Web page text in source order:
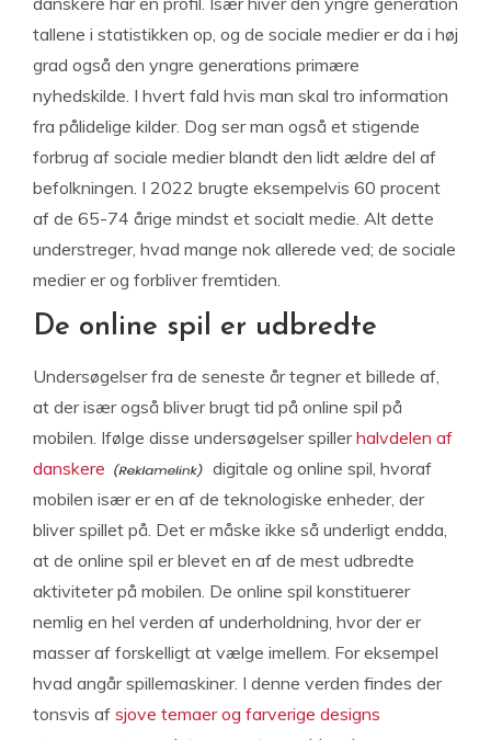
tallene i statistikken op, og de sociale medier er da i høj
grad også den yngre generations primære
nyhedskilde. I hvert fald hvis man skal tro information
fra pålidelige kilder. Dog ser man også et stigende
forbrug af sociale medier blandt den lidt ældre del af
befolkningen. I 2022 brugte eksempelvis 60 procent
af de 65-74 årige mindst et socialt medie. Alt dette
understreger, hvad mange nok allerede ved; de sociale
medier er og forbliver fremtiden.
De online spil er udbredte
Undersøgelser fra de seneste år tegner et billede af,
at der især også bliver brugt tid på online spil på
mobilen. Ifølge disse undersøgelser spillerhalvdelen af
danskere
digitale og online spil, hvoraf
mobilen især er en af de teknologiske enheder, der
bliver spillet på. Det er måske ikke så underligt endda,
at de online spil er blevet en af de mest udbredte
aktiviteter på mobilen. De online spil konstituerer
nemlig en hel verden af underholdning, hvor der er
masser af forskelligt at vælge imellem. For eksempel
hvad angår spillemaskiner. I denne verden findes der
tonsvis af sjove temaer og farverige designs